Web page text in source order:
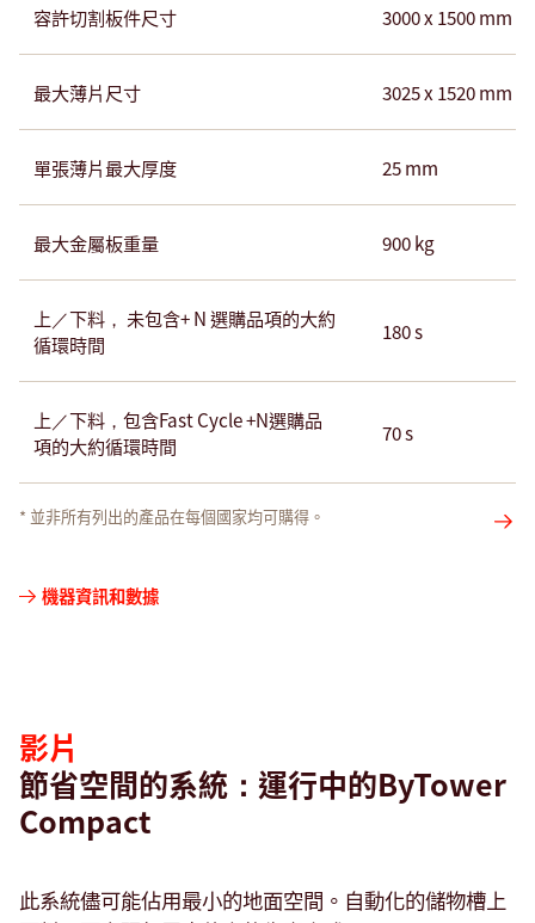
容許切割板件尺寸 3000 x 1500 mm
最大薄片尺寸 3025 x 1520 mm
單張薄片最大厚度 25 mm
最大金屬板重量 900 kg
上／下料， 未包含+ N 選購品項的大約
循環時間
180 s
上／下料，包含Fast Cycle +N選購品
項的大約循環時間 ​
70 s
* 並非所有列出的產品在每個國家均可購得。
機器資訊和數據
影
影片
節省空間的系統：運行中的ByTower
Compact
此系統儘可能佔用最小的地面空間。自動化的儲物槽上